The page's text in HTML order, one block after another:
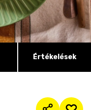
Értékelések